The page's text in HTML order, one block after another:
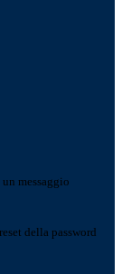
messaggio
della password